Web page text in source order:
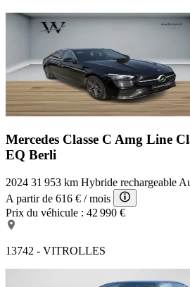
Mercedes Classe C Amg Line
EQ Berli
2024 31 953 km Hybride rechargeable
A partir de 616 € / mois
Prix du véhicule : 42 990 €
13742 - VITROLLES